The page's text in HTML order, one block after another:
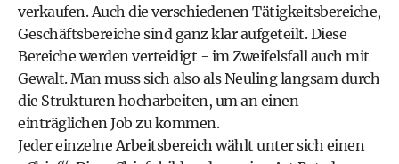
verkaufen. Auch die verschiedenen Tätigkeitsbereiche,
Geschäftsbereiche sind ganz klar aufgeteilt. Diese
Bereiche werden verteidigt - im Zweifelsfall auch mit
Gewalt. Man muss sich also als Neuling langsam durch
die Strukturen hocharbeiten, um an einen
einträglichen Job zu kommen.
Jeder einzelne Arbeitsbereich wählt unter sich einen